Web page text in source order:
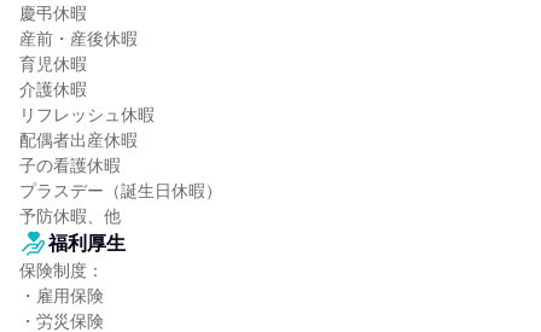
慶弔休暇
産前・産後休暇
育児休暇
介護休暇
リフレッシュ休暇
配偶者出産休暇
子の看護休暇
プラスデー（誕生日休暇）
予防休暇、他
福利厚生
保険制度：
・雇用保険
・労災保険